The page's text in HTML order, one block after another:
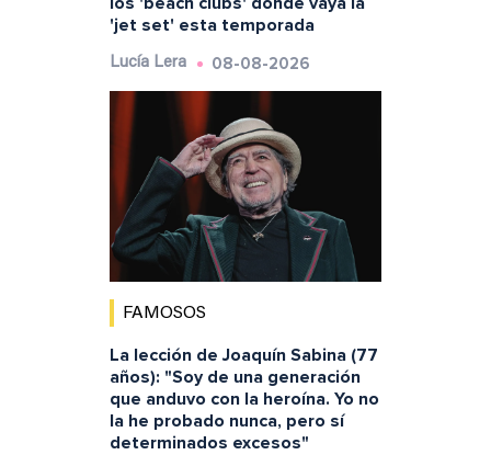
'jet set' esta temporada
Lucía Lera 08-08-2026
FAMOSOS
La lección de Joaquín Sabina (77
años): "Soy de una generación
que anduvo con la heroína. Yo no
la he probado nunca, pero sí
determinados excesos"